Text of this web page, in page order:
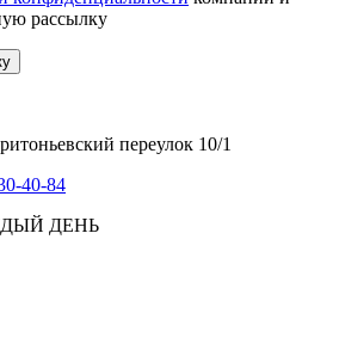
рассылку
переулок 10/1
40-84
ДЕНЬ